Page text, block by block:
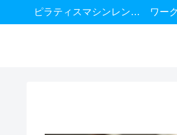
ピラティスマシンレンタル ワー